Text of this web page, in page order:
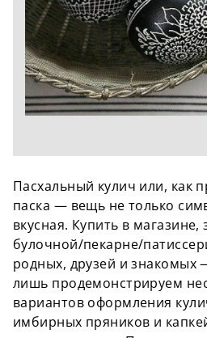
Пасхальный кулич или, как
паска — вещь не только
вкусная. Купить в
булочной/пекарне/
родных, друзей и
лишь продемонстрируем
вариантов оформления
имбирных пряников и